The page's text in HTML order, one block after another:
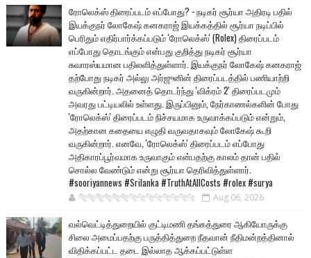
ரோலெக்ஸ் திரைப்படம் எப்போது? - நடிகர் சூர்யா அதிரடி பதில்
இயக்குநர் லோகேஷ் கனகராஜ் இயக்கத்தில் சூர்யா நடிப்பில்
பெரிதும் எதிர்பார்க்கப்படும் 'ரோலெக்ஸ்' (Rolex) திரைப்படம்
எப்போது தொடங்கும் என்பது குறித்து நடிகர் சூர்யா
சுவாரஸ்யமான பதிலளித்துள்ளார். இயக்குநர் லோகேஷ் கனகராஜ்
தற்போது நடிகர் அல்லு அர்ஜுனின் திரைப்படத்தில் பணியாற்றி
வருகின்றார். அதனைத் தொடர்ந்து 'விக்ரம் 2' திரைப்படமும்
அவரது பட்டியலில் உள்ளது. இருப்பினும், நேர்காணல்களின் போது
'ரோலெக்ஸ்' திரைப்படம் நிச்சயமாக உருவாக்கப்படும் என்றும்,
அதற்கான கதையை எழுதி வருவதாகவும் லோகேஷ் கூறி
வருகின்றார். எனவே, 'ரோலெக்ஸ்' திரைப்படம் எப்போது
அதிகாரப்பூர்வமாக உருவாகும் என்பதற்கு காலம் தான் பதில்
சொல்ல வேண்டும் என்று சூர்யா தெரிவித்துள்ளார்.
#sooriyannews #Srilanka #TruthAtAllCosts #rolex #surya
🐅🐅🐅🐅🐅🐅🐆🐆🐆🐆🐆🐆🐆🐆 Aug 06, 2026
வல்வெட்டித்துறையில் குட்டிமணி தங்கத்துரை ஆகியோருக்கு
சிலை அமைப்பதற்கு பருத்தித்துறை நீதவான் நீதிமன்றத்தினால்
விதிக்கப்பட்ட தடை இல்லாத ஆக்கப்பட்டுள்ள